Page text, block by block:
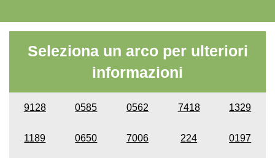
Seleziona un arco per ulteriori
informazioni
9128 0585 0562 7418 1329
1189 0650 7006 224 0197